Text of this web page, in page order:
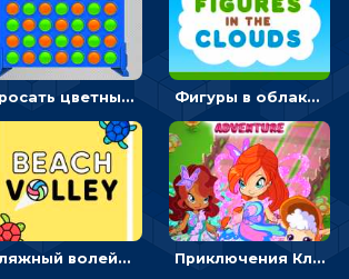
Бросать цветные диски и складывать линии - головоломка Фигуры в облаках: подбери предмет по очертанию – головоломка
Пляжный волейбол с черепахами: лови мяч и пасуй сопернику Приключения Клуба Винкс: менять дорожки, чтобы собирать кристаллы